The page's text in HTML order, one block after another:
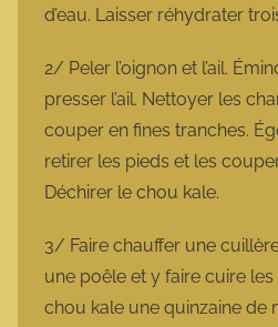
d’eau. Laisser réhydrater
2/ Peler l’oignon et l’ail.
presser l’ail. Nettoyer les
couper en fines tranches.
retirer les pieds et les
Déchirer le chou kale.
3/ Faire chauffer une cuillère
une poêle et y faire cuire
chou kale une quinzaine de